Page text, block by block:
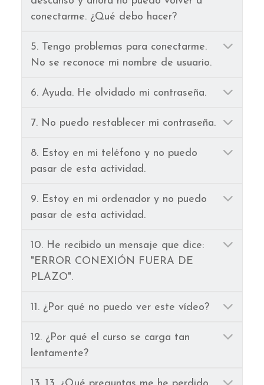
conectarme. ¿Qué debo hacer?
5. Tengo problemas para conectarme.
No se reconoce mi nombre de usuario.
6. Ayuda. He olvidado mi contraseña.
7. No puedo restablecer mi contraseña.
8. Estoy en mi teléfono y no puedo
pasar de esta actividad.
9. Estoy en mi ordenador y no puedo
pasar de esta actividad.
10. He recibido un mensaje que dice:
"ERROR CONEXIÓN FUERA DE
PLAZO".
11. ¿Por qué no puedo ver este vídeo?
12. ¿Por qué el curso se carga tan
lentamente?